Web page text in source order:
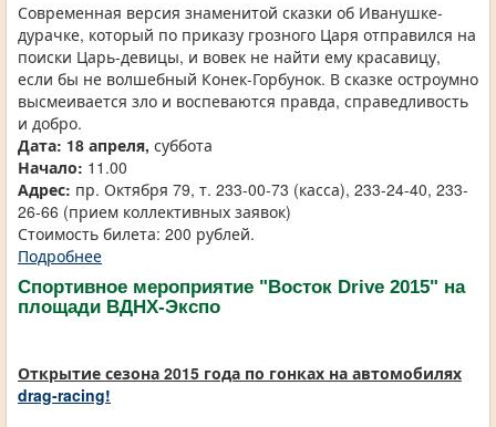
Современная версия знаменитой сказки об Иванушке-
дурачке, который по приказу грозного Царя отправился на
поиски Царь-девицы, и вовек не найти ему красавицу,
если бы не волшебный Конек-Горбунок. В сказке остроумно
высмеивается зло и воспеваются правда, справедливость
и добро.
Дата: 18 апреля, суббота
Начало: 11.00
Адрес: пр. Октября 79, т. 233-00-73 (касса), 233-24-40, 233-
26-66 (прием коллективных заявок)
Стоимость билета: 200 рублей.
Подробнее
Спортивное мероприятие "Восток Drive 2015" на
площади ВДНХ-Экспо
Открытие сезона 2015 года по гонках на автомобилях
drag-racing!